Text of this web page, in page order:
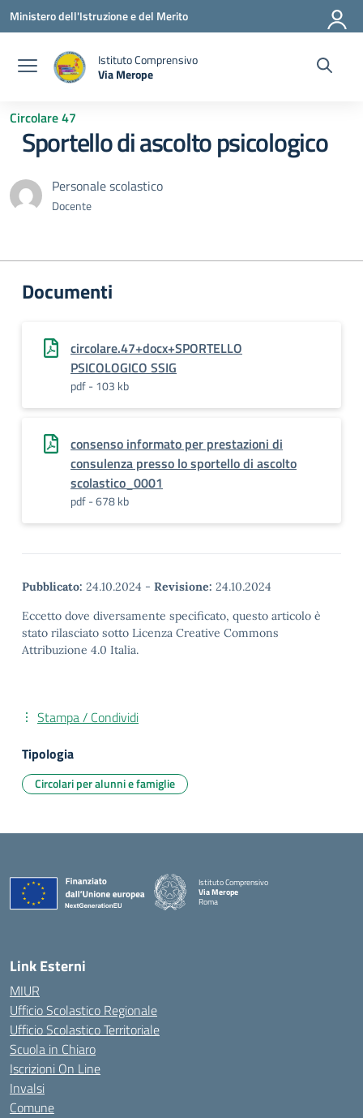
Vai ai contenuti
Vai al menu di navigazione
Vai al footer
Ministero dell'Istruzione e del Merito
Istituto Comprensivo
Via Merope
Circolare 47
Sportello di ascolto psicologico
Personale scolastico
Docente
Documenti
circolare.47+docx+SPORTELLO
PSICOLOGICO SSIG
pdf - 103 kb
consenso informato per prestazioni di
consulenza presso lo sportello di ascolto
scolastico_0001
pdf - 678 kb
Pubblicato: 24.10.2024 - Revisione: 24.10.2024
Eccetto dove diversamente specificato, questo articolo è
stato rilasciato sotto Licenza Creative Commons
Attribuzione 4.0 Italia.
Stampa / Condividi
Tipologia
Circolari per alunni e famiglie
Istituto Comprensivo
Via Merope
Roma
Link Esterni
MIUR
Ufficio Scolastico Regionale
Ufficio Scolastico Territoriale
Scuola in Chiaro
Iscrizioni On Line
Invalsi
Comune